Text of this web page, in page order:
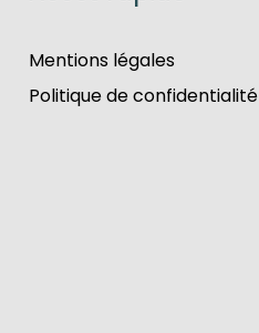
Mentions légales
Politique de confidentialité